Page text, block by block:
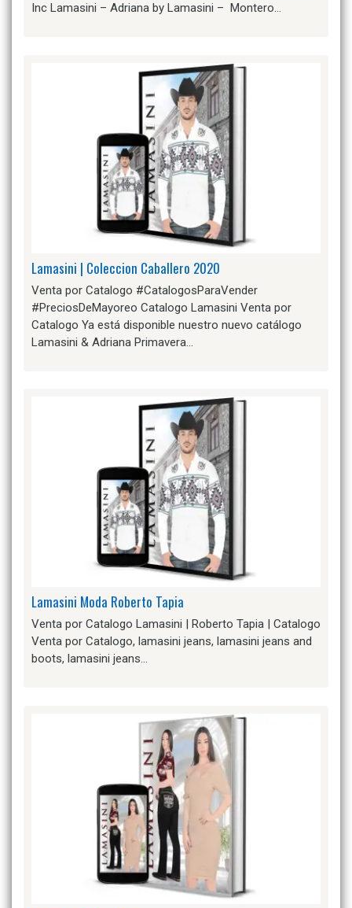
Inc Lamasini – Adriana by Lamasini – Montero…
Lamasini | Coleccion Caballero 2020
Venta por Catalogo #CatalogosParaVender
#PreciosDeMayoreo Catalogo Lamasini Venta por
Catalogo Ya está disponible nuestro nuevo catálogo
Lamasini & Adriana Primavera…
Lamasini Moda Roberto Tapia
Venta por Catalogo Lamasini | Roberto Tapia | Catalogo
Venta por Catalogo, lamasini jeans, lamasini jeans and
boots, lamasini jeans…